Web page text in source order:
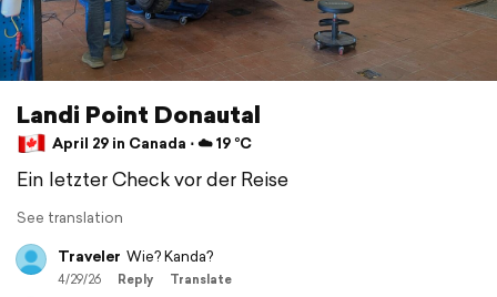
Landi Point Donautal
April 29 in Canada ⋅ ☁️ 19 °C
Ein letzter Check vor der Reise
See translation
Traveler Wie? Kanda?
4/29/26 Reply Translate